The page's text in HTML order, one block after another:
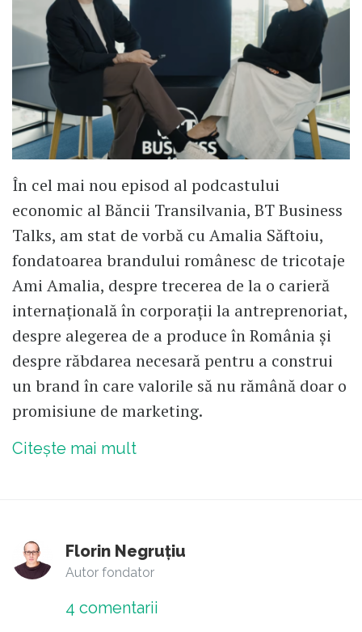
În cel mai nou episod al podcastului
economic al Băncii Transilvania, BT Business
Talks, am stat de vorbă cu Amalia Săftoiu,
fondatoarea brandului românesc de tricotaje
Ami Amalia, despre trecerea de la o carieră
internațională în corporații la antreprenoriat,
despre alegerea de a produce în România și
despre răbdarea necesară pentru a construi
un brand în care valorile să nu rămână doar o
promisiune de marketing.
Citește mai mult
Florin Negruțiu
Autor fondator
4 comentarii